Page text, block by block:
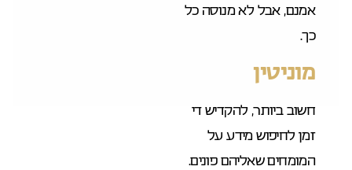
אמנם, אבל לא מנוסה כל
כך.
מוניטין
חשוב ביותר, להקדיש די
זמן לחיפוש מידע על
המומחים שאליהם פונים.